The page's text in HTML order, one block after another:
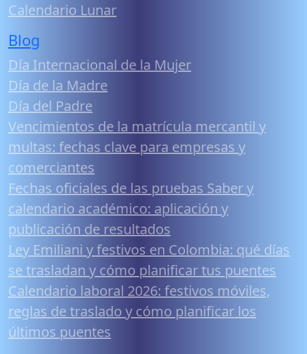
Calendario Lunar
Blog
Día Internacional de la Mujer
Día de la Madre
Día del Padre
Vencimientos de la matrícula mercantil y
multas: fechas clave para empresas y
comerciantes
Fechas oficiales de las pruebas Saber y
calendario académico: aplicación y
publicación de resultados
Ley Emiliani y festivos en Colombia: qué días
se trasladan y cómo planificar tus puentes
Calendario laboral 2026: festivos móviles,
reglas de traslado y cómo planificar los
últimos puentes